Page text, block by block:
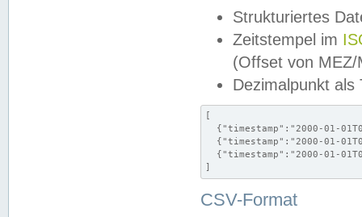
Strukturiertes
Zeitstempel im
(Offset von MEZ/
Dezimalpunkt als
[
{"timestamp":"2000-01-
{"timestamp":"2000-01-
{"timestamp":"2000-01-
]
CSV-Format